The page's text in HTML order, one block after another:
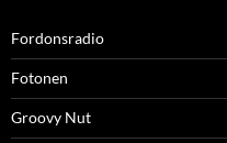
Fordonsradio
Fotonen
Groovy Nut